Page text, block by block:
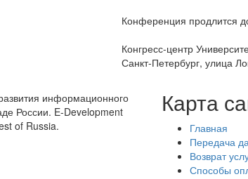
Конференция продлится
Конгресс-центр
Санкт-Петербург, улица
информационного
России. E-Development
of Russia.
Карта
Главная
Передача
Возврат
Способы